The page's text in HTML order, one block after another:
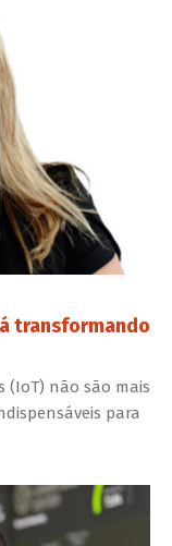
transformando
(IoT) não são mais
para